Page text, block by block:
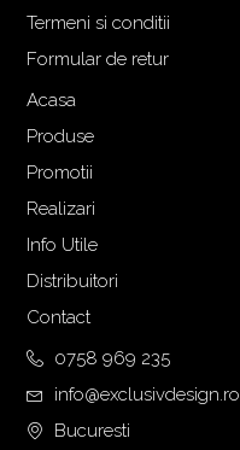
Termeni si conditii
Formular de retur
Acasa
Produse
Promotii
Realizari
Info Utile
Distribuitori
Contact
0758 969 235
info@exclusivdesign.ro
Bucuresti